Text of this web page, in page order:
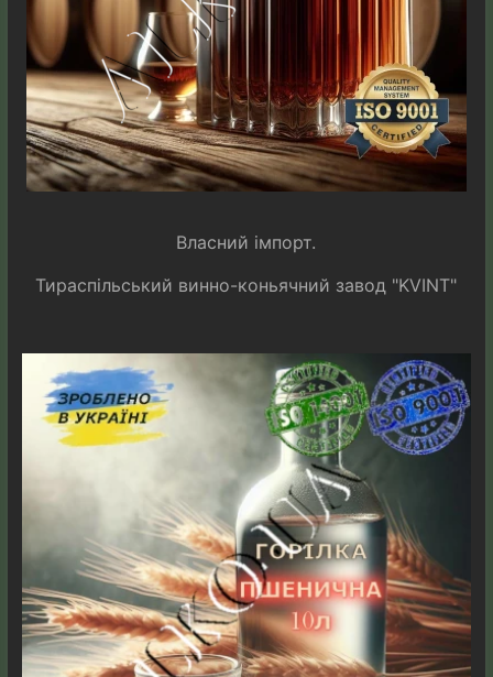
Власний імпорт.
Тираспільський винно-коньячний завод "KVINT"